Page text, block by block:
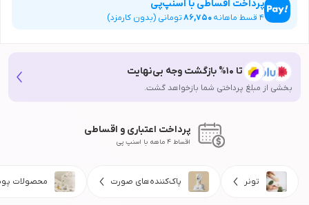
پرداخت اقساطی با اسنپ‌پی
4 قسط ماهانه86,750تومانی (بدون کارمزد)
تا 10% بازگشت وجه بی‌نهایت
بخشی از مبلغ پرداختی شما بازخواهد گشت.
پرداخت اعتباری و اقساطی
اقساط 4 ماهه با اسنپ پی
تونر پاک‌کننده‌های صورت محصولات